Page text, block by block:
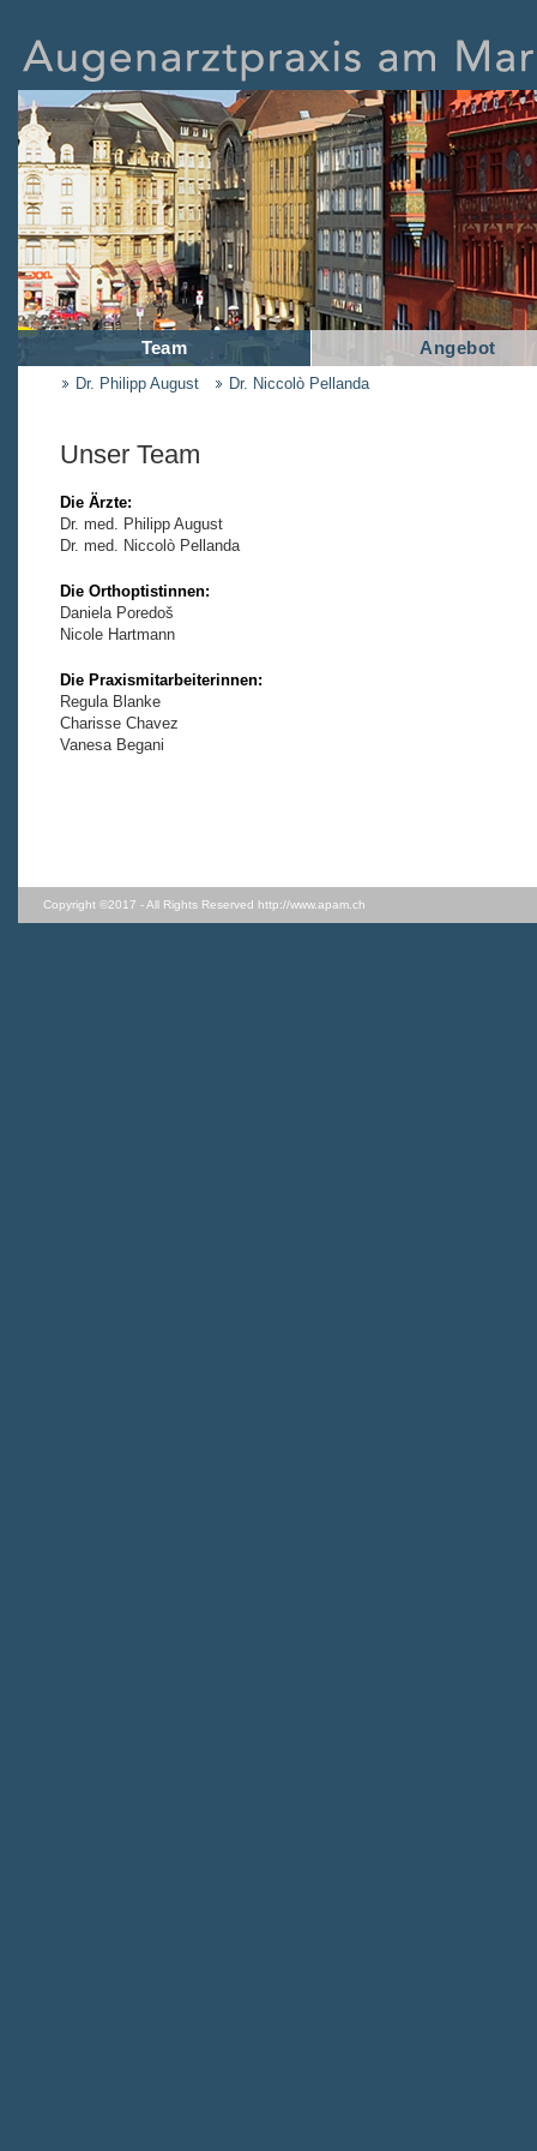
Team Angebot
Dr. Philipp August Dr. Niccolò Pellanda
Unser Team
Die Ärzte:
Dr. med. Philipp August
Dr. med. Niccolò Pellanda
Die Orthoptistinnen:
Daniela Poredoš
Nicole Hartmann
Die Praxismitarbeiterinnen:
Regula Blanke
Charisse Chavez
Vanesa Begani
Copyright ©2017 - All Rights Reserved http://www.apam.ch